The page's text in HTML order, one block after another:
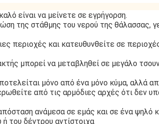
είναι να μείνετε σε εγρήγορση.
της στάθμης του νερού της θάλασσας,
περιοχές και κατευθυνθείτε σε
μπορεί να μεταβληθεί σε μεγάλο
μόνο από ένα μόνο κύμα, αλλά
από τις αρμόδιες αρχές ότι δεν
ανάμεσα σε εμάς και σε ένα ψηλό
του δέντρου αντίστοιχα